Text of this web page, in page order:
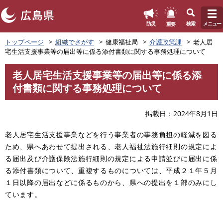
ペ
ー
ジ
の
で
防災 重要 検索 メニュー
トップページ 組織でさがす 健康福祉局 介護政策課
老人居
宅生活支援事業等の届出等に係る添付書類に関する事務処理について
老人居宅生活支援事業等の届出等に係る添
付書類に関する事務処理について
掲載日 2024年8月1日
老人居宅生活支援事業などを行う事業者の事務負担の軽減を図る
ため、県へあわせて提出される、老人福祉法施行細則の規定によ
る届出及び介護保険法施行細則の規定による申請並びに届出に係
る添付書類について、重複するものについては、平成２１年５月
１日以降の届出などに係るものから、県への提出を１部のみにし
ています。